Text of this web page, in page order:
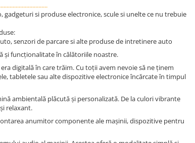
si produse electronice, scule si unelte ce nu trebuie
senzori de parcare si alte produse de intretinere auto
și funcționalitate în călătoriile noastre.
digitală în care trăim. Cu toții avem nevoie să ne ținem
tabletele sau alte dispozitive electronice încărcate în timpul
ambientală plăcută și personalizată. De la culori vibrante
relaxant.
anumitor componente ale mașinii, dispozitive pentru